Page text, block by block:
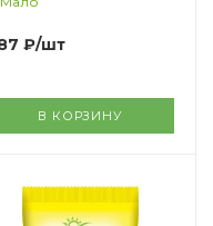
₽/шт
В КОРЗИНУ